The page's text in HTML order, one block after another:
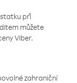
při
můžete
Viber.
zahraniční